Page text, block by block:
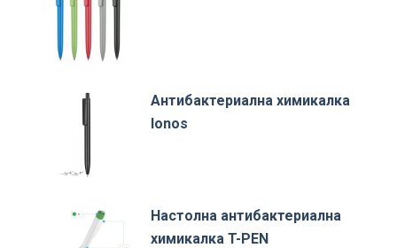
Антибактериална химикалка
Ionos
Настолна антибактериална
химикалка T-PEN